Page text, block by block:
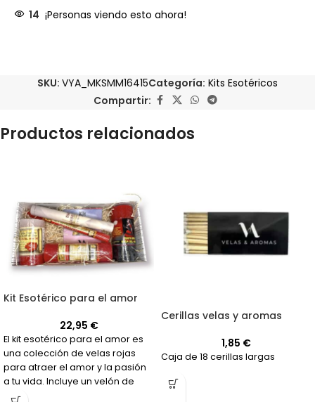
14 ¡Personas viendo esto ahora!
SKU: VYA_MKSMM16415Categoría: Kits Esotéricos
Compartir:
Productos relacionados
Kit Esotérico para el amor
22,95 €
El kit esotérico para el amor es
una colección de velas rojas
para atraer el amor y la pasión
a tu vida. Incluye un velón de
aceite de coco y un velón de
Cerillas velas y aromas
1,85 €
Caja de 18 cerillas largas